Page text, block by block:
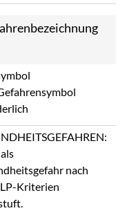
nach
Kriterien